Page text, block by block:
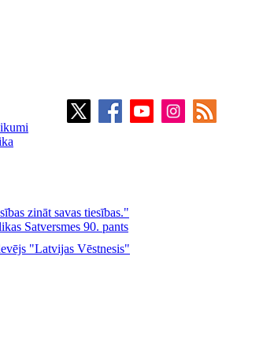
zināt savas tiesības."
Satversmes 90. pants
"Latvijas Vēstnesis"